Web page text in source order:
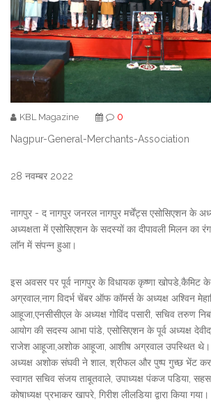
KBL Magazine
0
Nagpur-General-Merchants-Association
28 नवम्बर 2022
नागपुर - द नागपुर जनरल नागपुर मर्चेंट्स एसोसिएशन के
अध्यक्षता में एसोसिएशन के सदस्यों का दीपावली मिलन का
लाॅन में संपन्न हुआ।
इस अवसर पर पूर्व नागपुर के विधायक कृष्णा खोपडे,कैमिट के
अग्रवाल,नाग विदर्भ चेंबर ऑफ कॉमर्स के अध्यक्ष अश्विन
आहूजा,एनसीसीएल के अध्यक्ष गोविंद पसारी, सचिव तरुण
आयोग की सदस्य आभा पांडे, एसोसिएशन के पूर्व अध्यक्ष
राजेश आहूजा,अशोक आहूजा, आशीष अग्रवाल उपस्थित थे।
अध्यक्ष अशोक संघवी ने शाल, श्रीफल और पुष्प गुच्छ भेंट कर
स्वागत सचिव संजय ताबूतवाले, उपाध्यक्ष पंकज पडिया,
कोषाध्यक्ष प्रभाकर खापरे, गिरीश लीलडिया द्वारा किया गया।